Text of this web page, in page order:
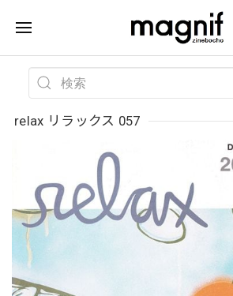
relax リラックス 057